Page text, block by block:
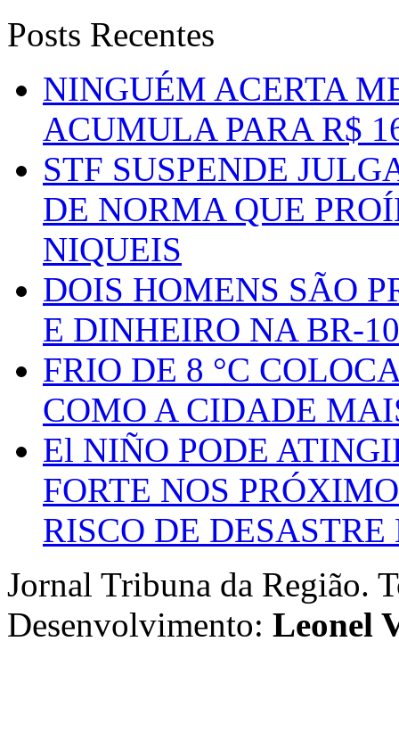
Posts Recentes
NINGUÉM ACERTA
ACUMULA PARA R$
STF SUSPENDE
DE NORMA QUE
NIQUEIS
DOIS HOMENS SÃO
E DINHEIRO NA BR-
FRIO DE 8 °C
COMO A CIDADE
El NIÑO PODE
FORTE NOS
RISCO DE
Jornal Tribuna da Região.
Desenvolvimento: Leonel